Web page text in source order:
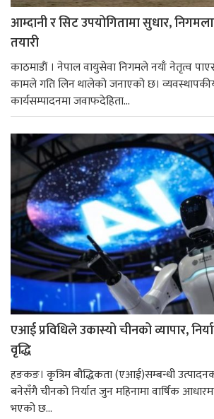
आम्दानी र सिट उपयोगितामा सुधार,
तयारी
काठमाडाैं । नेपाल वायुसेवा निगमले नयाँ नेतृत्व
कामले गति लिन थालेको जनाएको छ।
कार्यसम्पादनमा जवाफदेहिता...
एआई प्रविधिले उकास्यो चीनको व्यापार,
वृद्धि
हङकङ। कृत्रिम बौद्धिकता (एआई)सम्बन्धी उत्पादनको
बनेसँगै चीनको निर्यात जुन महिनामा वार्षिक
भएको छ...